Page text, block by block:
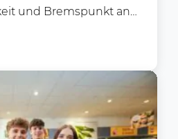
und Bremspunkt an